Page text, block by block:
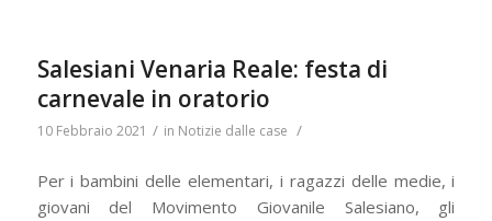
Salesiani Venaria Reale: festa di
carnevale in oratorio
10 Febbraio 2021 / in Notizie dalle case /
Per i bambini delle elementari, i ragazzi delle medie, i
giovani del Movimento Giovanile Salesiano, gli